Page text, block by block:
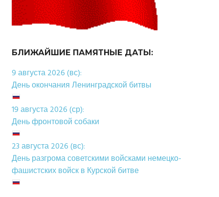
БЛИЖАЙШИЕ ПАМЯТНЫЕ ДАТЫ:
9 августа 2026 (вс):
День окончания Ленинградской битвы
19 августа 2026 (ср):
День фронтовой собаки
23 августа 2026 (вс):
День разгрома советскими войсками немецко-
фашистских войск в Курской битве